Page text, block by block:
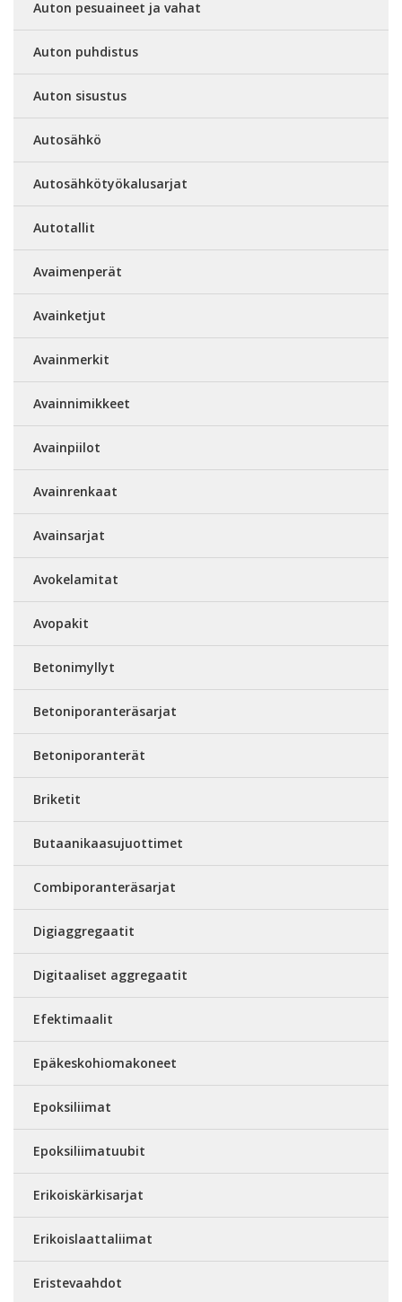
Auton pesuaineet ja vahat
Auton puhdistus
Auton sisustus
Autosähkö
Autosähkötyökalusarjat
Autotallit
Avaimenperät
Avainketjut
Avainmerkit
Avainnimikkeet
Avainpiilot
Avainrenkaat
Avainsarjat
Avokelamitat
Avopakit
Betonimyllyt
Betoniporanteräsarjat
Betoniporanterät
Briketit
Butaanikaasujuottimet
Combiporanteräsarjat
Digiaggregaatit
Digitaaliset aggregaatit
Efektimaalit
Epäkeskohiomakoneet
Epoksiliimat
Epoksiliimatuubit
Erikoiskärkisarjat
Erikoislaattaliimat
Eristevaahdot